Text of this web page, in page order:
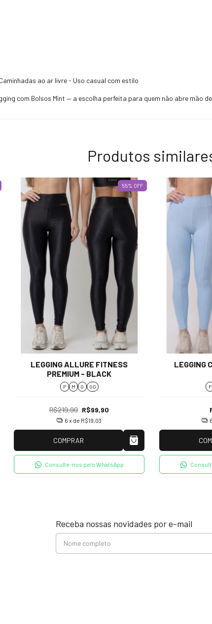
ao ar livre - Uso casual com estilo
com Bolsos Mint — a escolha perfeita para quem não abre mão
Produtos
55% OFF
LEGGING ALLURE FITNESS
PREMIUM - BLACK
P M G GG
R$219,90 R$99,90
6 x de R$19,03
COMPRAR
Consulte-nos pelo WhatsApp
LEGGING
P
6
Receba nossas novidades por e-mail